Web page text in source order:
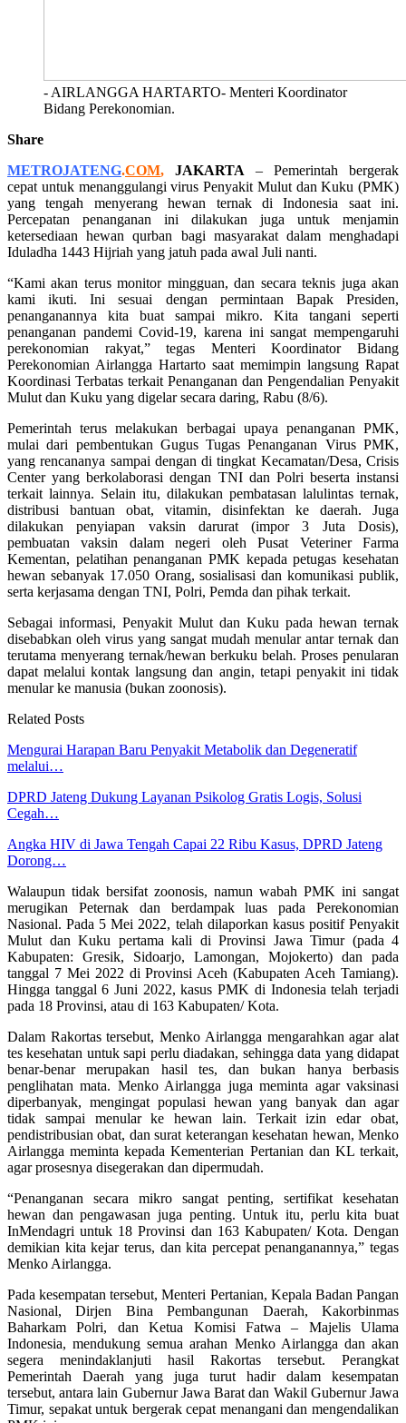
- AIRLANGGA HARTARTO- Menteri Koordinator
Bidang Perekonomian.
Share
METROJATENG.COM, JAKARTA – Pemerintah bergerak
cepat untuk menanggulangi virus Penyakit Mulut dan Kuku (PMK)
yang tengah menyerang hewan ternak di Indonesia saat ini.
Percepatan penanganan ini dilakukan juga untuk menjamin
ketersediaan hewan qurban bagi masyarakat dalam menghadapi
Iduladha 1443 Hijriah yang jatuh pada awal Juli nanti.
“Kami akan terus monitor mingguan, dan secara teknis juga akan
kami ikuti. Ini sesuai dengan permintaan Bapak Presiden,
penanganannya kita buat sampai mikro. Kita tangani seperti
penanganan pandemi Covid-19, karena ini sangat mempengaruhi
perekonomian rakyat,” tegas Menteri Koordinator Bidang
Perekonomian Airlangga Hartarto saat memimpin langsung Rapat
Koordinasi Terbatas terkait Penanganan dan Pengendalian Penyakit
Mulut dan Kuku yang digelar secara daring, Rabu (8/6).
Pemerintah terus melakukan berbagai upaya penanganan PMK,
mulai dari pembentukan Gugus Tugas Penanganan Virus PMK,
yang rencananya sampai dengan di tingkat Kecamatan/Desa, Crisis
Center yang berkolaborasi dengan TNI dan Polri beserta instansi
terkait lainnya. Selain itu, dilakukan pembatasan lalulintas ternak,
distribusi bantuan obat, vitamin, disinfektan ke daerah. Juga
dilakukan penyiapan vaksin darurat (impor 3 Juta Dosis),
pembuatan vaksin dalam negeri oleh Pusat Veteriner Farma
Kementan, pelatihan penanganan PMK kepada petugas kesehatan
hewan sebanyak 17.050 Orang, sosialisasi dan komunikasi publik,
serta kerjasama dengan TNI, Polri, Pemda dan pihak terkait.
Sebagai informasi, Penyakit Mulut dan Kuku pada hewan ternak
disebabkan oleh virus yang sangat mudah menular antar ternak dan
terutama menyerang ternak/hewan berkuku belah. Proses penularan
dapat melalui kontak langsung dan angin, tetapi penyakit ini tidak
menular ke manusia (bukan zoonosis).
Related Posts
Mengurai Harapan Baru Penyakit Metabolik dan Degeneratif
melalui…
DPRD Jateng Dukung Layanan Psikolog Gratis Logis, Solusi
Cegah…
Angka HIV di Jawa Tengah Capai 22 Ribu Kasus, DPRD Jateng
Dorong…
Walaupun tidak bersifat zoonosis, namun wabah PMK ini sangat
merugikan Peternak dan berdampak luas pada Perekonomian
Nasional. Pada 5 Mei 2022, telah dilaporkan kasus positif Penyakit
Mulut dan Kuku pertama kali di Provinsi Jawa Timur (pada 4
Kabupaten: Gresik, Sidoarjo, Lamongan, Mojokerto) dan pada
tanggal 7 Mei 2022 di Provinsi Aceh (Kabupaten Aceh Tamiang).
Hingga tanggal 6 Juni 2022, kasus PMK di Indonesia telah terjadi
pada 18 Provinsi, atau di 163 Kabupaten/ Kota.
Dalam Rakortas tersebut, Menko Airlangga mengarahkan agar alat
tes kesehatan untuk sapi perlu diadakan, sehingga data yang didapat
benar-benar merupakan hasil tes, dan bukan hanya berbasis
penglihatan mata. Menko Airlangga juga meminta agar vaksinasi
diperbanyak, mengingat populasi hewan yang banyak dan agar
tidak sampai menular ke hewan lain. Terkait izin edar obat,
pendistribusian obat, dan surat keterangan kesehatan hewan, Menko
Airlangga meminta kepada Kementerian Pertanian dan KL terkait,
agar prosesnya disegerakan dan dipermudah.
“Penanganan secara mikro sangat penting, sertifikat kesehatan
hewan dan pengawasan juga penting. Untuk itu, perlu kita buat
InMendagri untuk 18 Provinsi dan 163 Kabupaten/ Kota. Dengan
demikian kita kejar terus, dan kita percepat penanganannya,” tegas
Menko Airlangga.
Pada kesempatan tersebut, Menteri Pertanian, Kepala Badan Pangan
Nasional, Dirjen Bina Pembangunan Daerah, Kakorbinmas
Baharkam Polri, dan Ketua Komisi Fatwa – Majelis Ulama
Indonesia, mendukung semua arahan Menko Airlangga dan akan
segera menindaklanjuti hasil Rakortas tersebut. Perangkat
Pemerintah Daerah yang juga turut hadir dalam kesempatan
tersebut, antara lain Gubernur Jawa Barat dan Wakil Gubernur Jawa
Timur, sepakat untuk bergerak cepat menangani dan mengendalikan